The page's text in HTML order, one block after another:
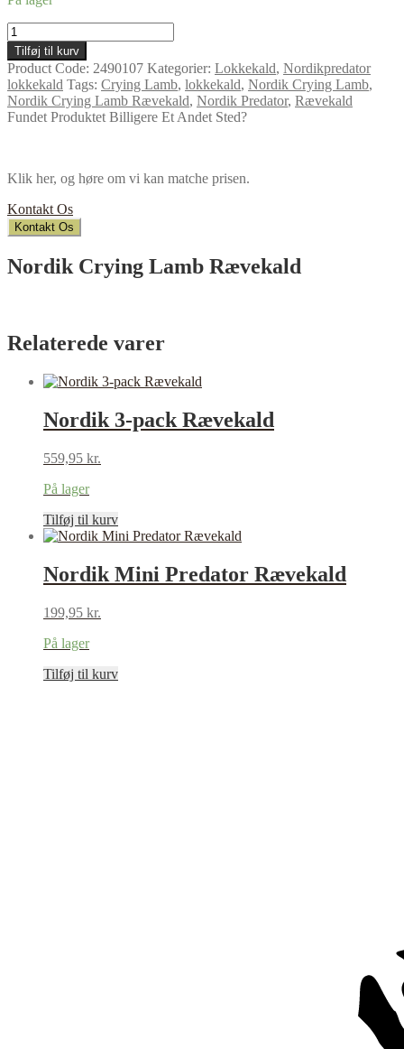
Nordik
Crying
Lamb
Rævekald
antal
Tilføj til kurv
Product Code: 2490107 Kategorier: Lokkekald, Nordikpredator
lokkekald Tags: Crying Lamb, lokkekald, Nordik Crying Lamb,
Nordik Crying Lamb Rævekald, Nordik Predator, Rævekald
Fundet Produktet Billigere Et Andet Sted?
Klik her, og høre om vi kan matche prisen.
Kontakt Os
Kontakt Os
Nordik Crying Lamb Rævekald
Relaterede varer
Nordik 3-pack Rævekald
559,95 kr.
På lager
Tilføj til kurv
Nordik Mini Predator Rævekald
199,95 kr.
På lager
Tilføj til kurv